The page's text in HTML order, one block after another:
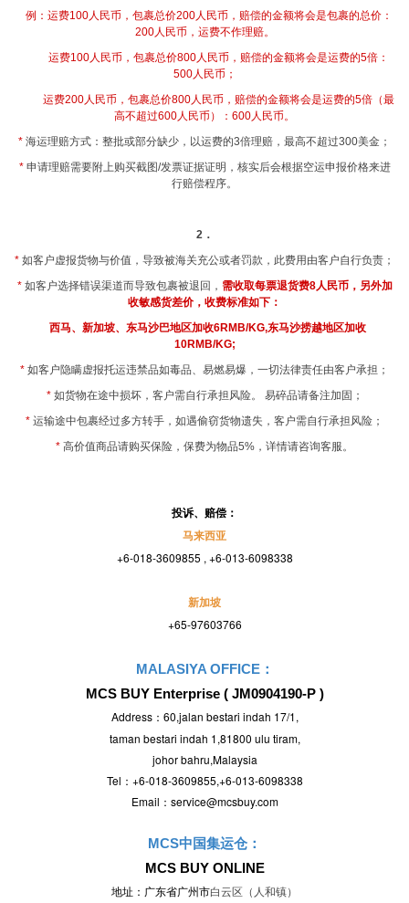
例：运费100人民币，包裹总价200人民币，赔偿的金额将会是包裹的总价：
200人民币，运费不作理赔。
运费100人民币，包裹总价800人民币，赔偿的金额将会是运费的5倍：
500人民币；
运费200人民币，包裹总价800人民币，赔偿的金额将会是运费的5倍（最
高不超过600人民币）：600人民币。
* 海运理赔方式：整批或部分缺少，以运费的3倍理赔，最高不超过300美金；
*申请理赔需要附上购买截图/发票证据证明，核实后会根据空运申报价格来进
行赔偿程序。
2．
* 如客户虚报货物与价值，导致被海关充公或者罚款，此费用由客户自行负责；
* 如客户选择错误渠道而导致包裹被退回， 需收取每票退货费8人民币，另外加
收敏感货差价，收费标准如下：
西马、新加坡、东马沙巴地区加收6RMB/KG,东马沙捞越地区加收
10RMB/KG;
* 如客户隐瞒虚报托运违禁品如毒品、易燃易爆，一切法律责任由客户承担；
* 如货物在途中损坏，客户需自行承担风险。 易碎品请备注加固；
* 运输途中包裹经过多方转手，如遇偷窃货物遗失，客户需自行承担风险；
* 高价值商品请购买保险，保费为物品5% ，详情请咨询客服。
投诉、赔偿：
马来西亚
+6-018-3609855 , +6-013-6098338
新加坡
+65-97603766
MALASIYA OFFICE：
MCS BUY Enterprise ( JM0904190-P )
Address：60,jalan bestari indah 17/1,
taman bestari indah 1,81800 ulu tiram,
johor bahru,Malaysia
Tel：+6-018-3609855,+6-013-6098338
Email：service@mcsbuy.com
MCS中国集运仓：
MCS BUY ONLINE
地址：广东省广州市白云区（人和镇）